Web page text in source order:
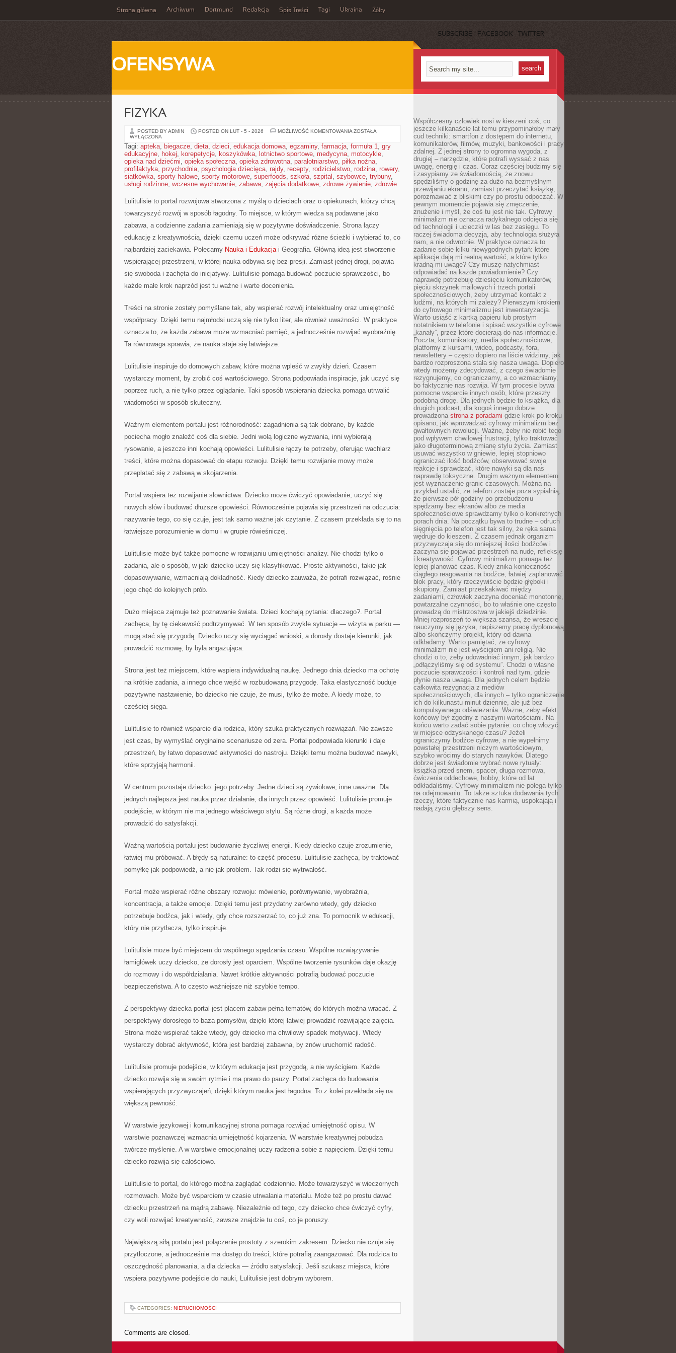
Strona główna Archiwum Dortmund Redakcja Spis Treści Tagi Ukraina Żółty
SUBSCRIBE FACEBOOK TWITTER
OFENSYWA
FIZYKA
POSTED BY ADMIN POSTED ON LUT - 5 - 2026 MOŻLIWOŚĆ KOMENTOWANIA FIZYKA
ZOSTAŁA
WYŁĄCZONA
Tagi: apteka, biegacze, dieta, dzieci, edukacja domowa, egzaminy, farmacja, formuła 1, gry
edukacyjne, hokej, korepetycje, koszykówka, lotnictwo sportowe, medycyna, motocykle,
opieka nad dziećmi, opieka społeczna, opieka zdrowotna, paralotniarstwo, piłka nożna,
profilaktyka, przychodnia, psychologia dziecięca, rajdy, recepty, rodzicielstwo, rodzina, rowery,
siatkówka, sporty halowe, sporty motorowe, superfoods, szkoła, szpital , szybowce, trybuny,
usługi rodzinne, wczesne wychowanie, zabawa, zajęcia dodatkowe, zdrowe żywienie, zdrowie
Lulitulisie to portal rozwojowa stworzona z myślą o dzieciach oraz o opiekunach, którzy chcą
towarzyszyć rozwój w sposób łagodny. To miejsce, w którym wiedza są podawane jako
zabawa, a codzienne zadania zamieniają się w pozytywne doświadczenie. Strona łączy
edukację z kreatywnością, dzięki czemu uczeń może odkrywać różne ścieżki i wybierać to, co
najbardziej zaciekawia. Polecamy Nauka i Edukacjai Geografia. Główną ideą jest stworzenie
wspierającej przestrzeni, w której nauka odbywa się bez presji. Zamiast jednej drogi, pojawia
się swoboda i zachęta do inicjatywy. Lulitulisie pomaga budować poczucie sprawczości, bo
każde małe krok naprzód jest tu ważne i warte docenienia.
Treści na stronie zostały pomyślane tak, aby wspierać rozwój intelektualny oraz umiejętność
współpracy. Dzięki temu najmłodsi uczą się nie tylko liter, ale również uważności. W praktyce
oznacza to, że każda zabawa może wzmacniać pamięć, a jednocześnie rozwijać wyobraźnię.
Ta równowaga sprawia, że nauka staje się łatwiejsze.
Lulitulisie inspiruje do domowych zabaw, które można wpleść w zwykły dzień. Czasem
wystarczy moment, by zrobić coś wartościowego. Strona podpowiada inspiracje, jak uczyć się
poprzez ruch, a nie tylko przez oglądanie. Taki sposób wspierania dziecka pomaga utrwalić
wiadomości w sposób skuteczny.
Ważnym elementem portalu jest różnorodność: zagadnienia są tak dobrane, by każde
pociecha mogło znaleźć coś dla siebie. Jedni wolą logiczne wyzwania, inni wybierają
rysowanie, a jeszcze inni kochają opowieści. Lulitulisie łączy te potrzeby, oferując wachlarz
treści, które można dopasować do etapu rozwoju. Dzięki temu rozwijanie mowy może
przeplatać się z zabawą w skojarzenia.
Portal wspiera też rozwijanie słownictwa. Dziecko może ćwiczyć opowiadanie, uczyć się
nowych słów i budować dłuższe opowieści. Równocześnie pojawia się przestrzeń na odczucia:
nazywanie tego, co się czuje, jest tak samo ważne jak czytanie. Z czasem przekłada się to na
łatwiejsze porozumienie w domu i w grupie rówieśniczej.
Lulitulisie może być także pomocne w rozwijaniu umiejętności analizy. Nie chodzi tylko o
zadania, ale o sposób, w jaki dziecko uczy się klasyfikować. Proste aktywności, takie jak
dopasowywanie, wzmacniają dokładność. Kiedy dziecko zauważa, że potrafi rozwiązać, rośnie
jego chęć do kolejnych prób.
Dużo miejsca zajmuje też poznawanie świata. Dzieci kochają pytania: dlaczego?. Portal
zachęca, by tę ciekawość podtrzymywać. W ten sposób zwykłe sytuacje — wizyta w parku —
mogą stać się przygodą. Dziecko uczy się wyciągać wnioski, a dorosły dostaje kierunki, jak
prowadzić rozmowę, by była angażująca.
Strona jest też miejscem, które wspiera indywidualną naukę. Jednego dnia dziecko ma ochotę
na krótkie zadania, a innego chce wejść w rozbudowaną przygodę. Taka elastyczność buduje
pozytywne nastawienie, bo dziecko nie czuje, że musi, tylko że może. A kiedy może, to
częściej sięga.
Lulitulisie to również wsparcie dla rodzica, który szuka praktycznych rozwiązań. Nie zawsze
jest czas, by wymyślać oryginalne scenariusze od zera. Portal podpowiada kierunki i daje
przestrzeń, by łatwo dopasować aktywności do nastroju. Dzięki temu można budować nawyki,
które sprzyjają harmonii.
W centrum pozostaje dziecko: jego potrzeby. Jedne dzieci są żywiołowe, inne uważne. Dla
jednych najlepsza jest nauka przez działanie, dla innych przez opowieść. Lulitulisie promuje
podejście, w którym nie ma jednego właściwego stylu. Są różne drogi, a każda może
prowadzić do satysfakcji.
Ważną wartością portalu jest budowanie życzliwej energii. Kiedy dziecko czuje zrozumienie,
łatwiej mu próbować. A błędy są naturalne: to część procesu. Lulitulisie zachęca, by traktować
pomyłkę jak podpowiedź, a nie jak problem. Tak rodzi się wytrwałość.
Portal może wspierać różne obszary rozwoju: mówienie, porównywanie, wyobraźnia,
koncentracja, a także emocje. Dzięki temu jest przydatny zarówno wtedy, gdy dziecko
potrzebuje bodźca, jak i wtedy, gdy chce rozszerzać to, co już zna. To pomocnik w edukacji,
który nie przytłacza, tylko inspiruje.
Lulitulisie może być miejscem do wspólnego spędzania czasu. Wspólne rozwiązywanie
łamigłówek uczy dziecko, że dorosły jest oparciem. Wspólne tworzenie rysunków daje okazję
do rozmowy i do współdziałania. Nawet krótkie aktywności potrafią budować poczucie
bezpieczeństwa. A to często ważniejsze niż szybkie tempo.
Z perspektywy dziecka portal jest placem zabaw pełną tematów, do których można wracać. Z
perspektywy dorosłego to baza pomysłów, dzięki której łatwiej prowadzić rozwijające zajęcia.
Strona może wspierać także wtedy, gdy dziecko ma chwilowy spadek motywacji. Wtedy
wystarczy dobrać aktywność, która jest bardziej zabawna, by znów uruchomić radość.
Lulitulisie promuje podejście, w którym edukacja jest przygodą, a nie wyścigiem. Każde
dziecko rozwija się w swoim rytmie i ma prawo do pauzy. Portal zachęca do budowania
wspierających przyzwyczajeń, dzięki którym nauka jest łagodna. To z kolei przekłada się na
większą pewność.
W warstwie językowej i komunikacyjnej strona pomaga rozwijać umiejętność opisu. W
warstwie poznawczej wzmacnia umiejętność kojarzenia. W warstwie kreatywnej pobudza
twórcze myślenie. A w warstwie emocjonalnej uczy radzenia sobie z napięciem. Dzięki temu
dziecko rozwija się całościowo.
Lulitulisie to portal, do którego można zaglądać codziennie. Może towarzyszyć w wieczornych
rozmowach. Może być wsparciem w czasie utrwalania materiału. Może też po prostu dawać
dziecku przestrzeń na mądrą zabawę. Niezależnie od tego, czy dziecko chce ćwiczyć cyfry,
czy woli rozwijać kreatywność, zawsze znajdzie tu coś, co je poruszy.
Największą siłą portalu jest połączenie prostoty z szerokim zakresem. Dziecko nie czuje się
przytłoczone, a jednocześnie ma dostęp do treści, które potrafią zaangażować. Dla rodzica to
oszczędność planowania, a dla dziecka — źródło satysfakcji. Jeśli szukasz miejsca, które
wspiera pozytywne podejście do nauki, Lulitulisie jest dobrym wyborem.
CATEGORIES: NIERUCHOMOŚCI
Comments are closed.
Współczesny człowiek nosi w kieszeni coś, co
jeszcze kilkanaście lat temu przypominałoby mały
cud techniki: smartfon z dostępem do internetu,
komunikatorów, filmów, muzyki, bankowości i pracy
zdalnej. Z jednej strony to ogromna wygoda, z
drugiej – narzędzie, które potrafi wyssać z nas
uwagę, energię i czas. Coraz częściej budzimy się
i zasypiamy ze świadomością, że znowu
spędziliśmy o godzinę za dużo na bezmyślnym
przewijaniu ekranu, zamiast przeczytać książkę,
porozmawiać z bliskimi czy po prostu odpocząć. W
pewnym momencie pojawia się zmęczenie,
znużenie i myśl, że coś tu jest nie tak. Cyfrowy
minimalizm nie oznacza radykalnego odcięcia się
od technologii i ucieczki w las bez zasięgu. To
raczej świadoma decyzja, aby technologia służyła
nam, a nie odwrotnie. W praktyce oznacza to
zadanie sobie kilku niewygodnych pytań: które
aplikacje dają mi realną wartość, a które tylko
kradną mi uwagę? Czy muszę natychmiast
odpowiadać na każde powiadomienie? Czy
naprawdę potrzebuję dziesięciu komunikatorów,
pięciu skrzynek mailowych i trzech portali
społecznościowych, żeby utrzymać kontakt z
ludźmi, na których mi zależy? Pierwszym krokiem
do cyfrowego minimalizmu jest inwentaryzacja.
Warto usiąść z kartką papieru lub prostym
notatnikiem w telefonie i spisać wszystkie cyfrowe
„kanały”, przez które docierają do nas informacje.
Poczta, komunikatory, media społecznościowe,
platformy z kursami, wideo, podcasty, fora,
newslettery – często dopiero na liście widzimy, jak
bardzo rozproszona stała się nasza uwaga. Dopiero
wtedy możemy zdecydować, z czego świadomie
rezygnujemy, co ograniczamy, a co wzmacniamy,
bo faktycznie nas rozwija. W tym procesie bywa
pomocne wsparcie innych osób, które przeszły
podobną drogę. Dla jednych będzie to książka, dla
drugich podcast, dla kogoś innego dobrze
prowadzona strona z poradami gdzie krok po kroku
opisano, jak wprowadzać cyfrowy minimalizm bez
gwałtownych rewolucji. Ważne, żeby nie robić tego
pod wpływem chwilowej frustracji, tylko traktować
jako długoterminową zmianę stylu życia. Zamiast
usuwać wszystko w gniewie, lepiej stopniowo
ograniczać ilość bodźców, obserwować swoje
reakcje i sprawdzać, które nawyki są dla nas
naprawdę toksyczne. Drugim ważnym elementem
jest wyznaczenie granic czasowych. Można na
przykład ustalić, że telefon zostaje poza sypialnią,
że pierwsze pół godziny po przebudzeniu
spędzamy bez ekranów albo że media
społecznościowe sprawdzamy tylko o konkretnych
porach dnia. Na początku bywa to trudne – odruch
sięgnięcia po telefon jest tak silny, że ręka sama
wędruje do kieszeni. Z czasem jednak organizm
przyzwyczaja się do mniejszej ilości bodźców i
zaczyna się pojawiać przestrzeń na nudę, refleksję
i kreatywność. Cyfrowy minimalizm pomaga też
lepiej planować czas. Kiedy znika konieczność
ciągłego reagowania na bodźce, łatwiej zaplanować
blok pracy, który rzeczywiście będzie głęboki i
skupiony. Zamiast przeskakiwać między
zadaniami, człowiek zaczyna doceniać monotonne,
powtarzalne czynności, bo to właśnie one często
prowadzą do mistrzostwa w jakiejś dziedzinie.
Mniej rozproszeń to większa szansa, że wreszcie
nauczymy się języka, napiszemy pracę dyplomową
albo skończymy projekt, który od dawna
odkładamy. Warto pamiętać, że cyfrowy
minimalizm nie jest wyścigiem ani religią. Nie
chodzi o to, żeby udowadniać innym, jak bardzo
„odłączyliśmy się od systemu”. Chodzi o własne
poczucie sprawczości i kontroli nad tym, gdzie
płynie nasza uwaga. Dla jednych celem będzie
całkowita rezygnacja z mediów
społecznościowych, dla innych – tylko ograniczenie
ich do kilkunastu minut dziennie, ale już bez
kompulsywnego odświeżania. Ważne, żeby efekt
końcowy był zgodny z naszymi wartościami. Na
końcu warto zadać sobie pytanie: co chcę włożyć
w miejsce odzyskanego czasu? Jeżeli
ograniczymy bodźce cyfrowe, a nie wypełnimy
powstałej przestrzeni niczym wartościowym,
szybko wrócimy do starych nawyków. Dlatego
dobrze jest świadomie wybrać nowe rytuały:
książka przed snem, spacer, długa rozmowa,
ćwiczenia oddechowe, hobby, które od lat
odkładaliśmy. Cyfrowy minimalizm nie polega tylko
na odejmowaniu. To także sztuka dodawania tych
rzeczy, które faktycznie nas karmią, uspokajają i
nadają życiu głębszy sens.